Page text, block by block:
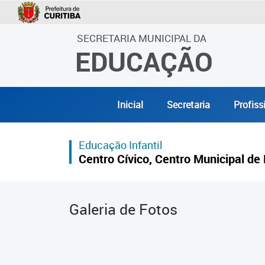
SECRETARIA MUNICIPAL DA
EDUCAÇÃO
Inicial Secretaria
Educação Infantil
Centro Cívico, Centro Municipal
Galeria de Fotos